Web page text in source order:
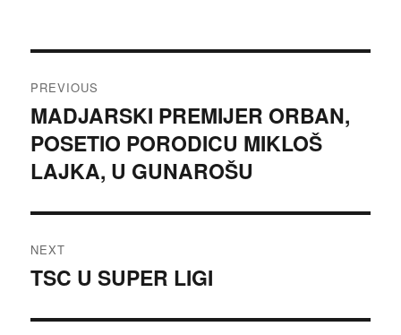
navigation
PREVIOUS
Previous
post:
MADJARSKI PREMIJER ORBAN,
POSETIO PORODICU MIKLOŠ
LAJKA, U GUNAROŠU
NEXT
Next
TSC U SUPER LIGI